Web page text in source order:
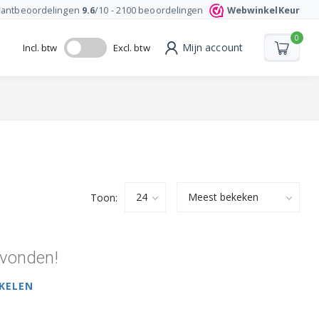
9.6/10 -2100 beoordelingen WebwinkelKeur
Incl. btw Excl. btw Mijn account
0
Toon: